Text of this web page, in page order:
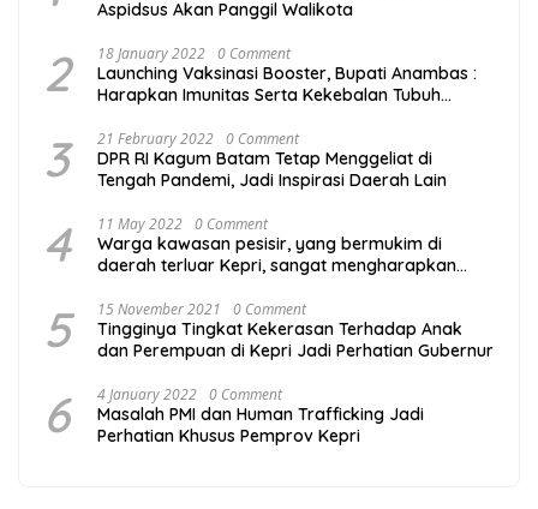
Aspidsus Akan Panggil Walikota
2 18 January 2022 0 Comment
Launching Vaksinasi Booster, Bupati Anambas :
Harapkan Imunitas Serta Kekebalan Tubuh
3 21 February 2022 0 Comment
DPR RI Kagum Batam Tetap Menggeliat di
Tengah Pandemi, Jadi Inspirasi Daerah Lain
4 11 May 2022 0 Comment
Warga kawasan pesisir, yang bermukim di
daerah terluar Kepri, sangat mengharapkan
Gubernur Kepulauan Riau Ansar Ahmad
berlanjut. Program yang dirasa sangat mumpuni
mencegah degradasi akhlak.
5 15 November 2021 0 Comment
Tingginya Tingkat Kekerasan Terhadap Anak
dan Perempuan di Kepri Jadi Perhatian Gubernur
6 4 January 2022 0 Comment
Masalah PMI dan Human Trafficking Jadi
Perhatian Khusus Pemprov Kepri